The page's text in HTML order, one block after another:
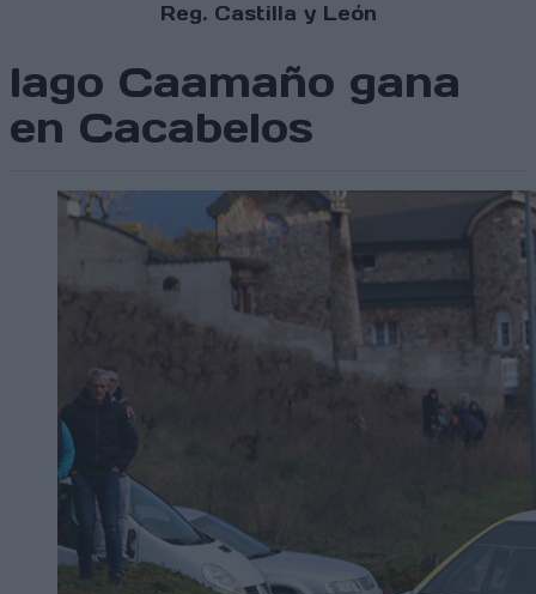
Reg. Castilla y León
Iago Caamaño gana
en Cacabelos